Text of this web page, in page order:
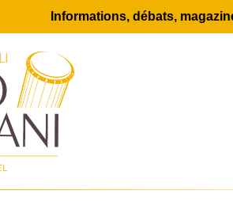
Informations, débats,